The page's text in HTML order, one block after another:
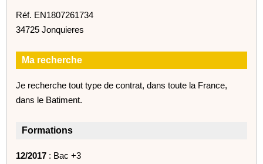
Réf. EN1807261734
34725 Jonquieres
Ma recherche
Je recherche tout type de contrat, dans toute la France,
dans le Batiment.
Formations
12/2017 : Bac +3